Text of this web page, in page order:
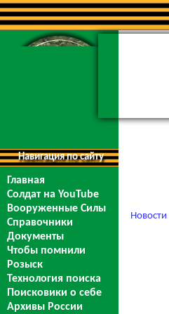
Навигация по сайту
Главная
Солдат на YouTube
Вооруженные Силы
Справочники
Документы
Чтобы помнили
Розыск
Технология поиска
Поисковики о себе
Архивы России
Новости